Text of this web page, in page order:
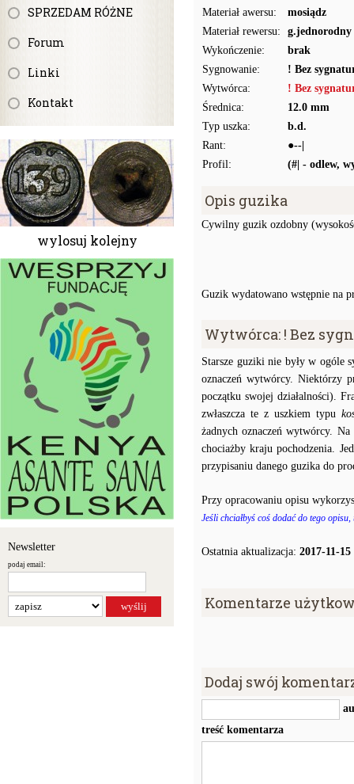
SPRZEDAM RÓŻNE
Forum
Linki
Kontakt
wylosuj kolejny
Newsletter
podaj email:
Materiał awersu:
mosiądz
Materiał rewersu:
g.jednorodny
Wykończenie:
brak
Sygnowanie:
! Bez
Wytwórca:
! Bez
Średnica:
12.0 mm
Typ uszka:
b.d.
Rant:
●--|
Profil:
(#| - odlew,
Opis guzika
Cywilny guzik ozdobny
Guzik wydatowano wstępnie na
Wytwórca: ! Bez
Starsze guziki nie były w ogóle
oznaczeń wytwórcy. Niektórzy
początku swojej działalności).
zwłaszcza te z uszkiem typu
żadnych oznaczeń wytwórcy.
chociażby kraju pochodzenia.
przypisaniu danego guzika do
Przy opracowaniu opisu
Jeśli chciałbyś coś dodać do tego
Ostatnia aktualizacja: 2017-11-15
Komentarze
Dodaj swój
treść komentarza